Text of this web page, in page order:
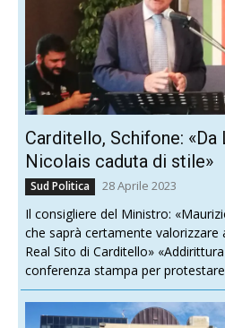
Carditello, Schifone: «Da
Nicolais caduta di stile»
Sud Politica 28 Aprile 2023
Il consigliere del Ministro:
che saprà certamente valorizzare
Real Sito di Carditello»
conferenza stampa per protestare